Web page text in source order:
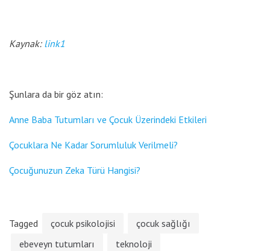
Kaynak: link1
Şunlara da bir göz atın:
Anne Baba Tutumları ve Çocuk Üzerindeki Etkileri
Çocuklara Ne Kadar Sorumluluk Verilmeli?
Çocuğunuzun Zeka Türü Hangisi?
Tagged çocuk psikolojisi
çocuk sağlığı
ebeveyn tutumları
teknoloji